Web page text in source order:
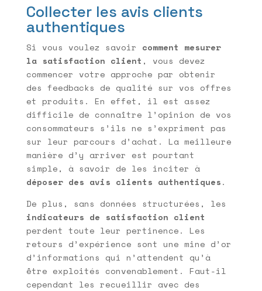
Collecter les avis clients
authentiques
Si vous voulez savoir comment mesurer
la satisfaction client , vous devez
commencer votre approche par obtenir
des feedbacks de qualité sur vos offres
et produits. En effet, il est assez
difficile de connaître l’opinion de vos
consommateurs s’ils ne s’expriment pas
sur leur parcours d’achat. La meilleure
manière d’y arriver est pourtant
simple, à savoir de les inciter à
déposer des avis clients authentiques.
De plus, sans données structurées, les
indicateurs de satisfaction client
perdent toute leur pertinence. Les
retours d’expérience sont une mine d’or
d’informations qui n’attendent qu’à
être exploités convenablement. Faut-il
cependant les recueillir avec des